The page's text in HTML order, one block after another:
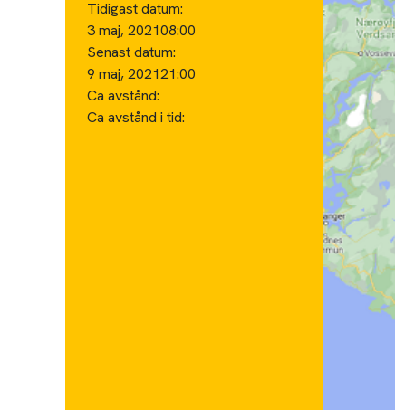
Tidigast datum:
3 maj, 202108:00
Senast datum:
9 maj, 202121:00
Ca avstånd:
Ca avstånd i tid: